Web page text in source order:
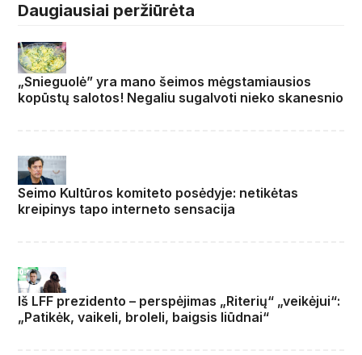
Daugiausiai peržiūrėta
„Snieguolė” yra mano šeimos mėgstamiausios
kopūstų salotos! Negaliu sugalvoti nieko skanesnio
Seimo Kultūros komiteto posėdyje: netikėtas
kreipinys tapo interneto sensacija
Iš LFF prezidento – perspėjimas „Riterių“ „veikėjui“:
„Patikėk, vaikeli, broleli, baigsis liūdnai“